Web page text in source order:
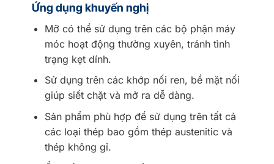
Ứng dụng khuyến nghị
Mỡ có thể sử dụng trên các bộ phận máy
móc hoạt động thường xuyên, tránh tình
trạng kẹt dính.
Sử dụng trên các khớp nối ren, bề mặt nối
giúp siết chặt và mở ra dễ dàng.
Sản phẩm phù hợp để sử dụng trên tất cả
các loại thép bao gồm thép austenitic và
thép không gỉ.